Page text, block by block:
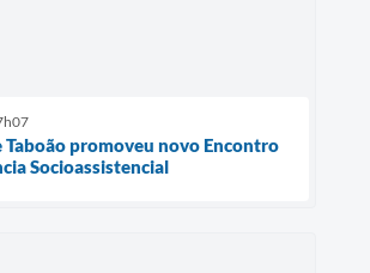
Taboão promoveu novo Encontro
Socioassistencial